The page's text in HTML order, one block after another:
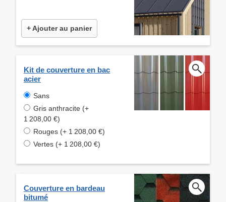
+ Ajouter au panier
Kit de couverture en bac
acier
Sans
Gris anthracite (+
1 208,00 €)
Rouges (+ 1 208,00 €)
Vertes (+ 1 208,00 €)
Couverture en bardeau
bitumé